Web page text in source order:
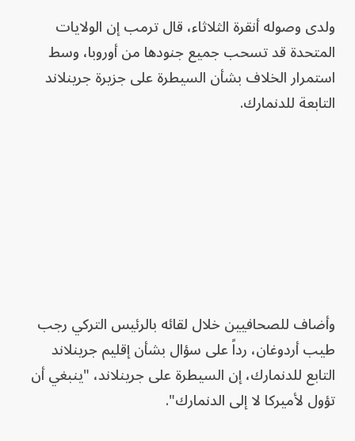
ولدى وصوله أنقرة الثلاثاء، قال ترمب إن الولايات
المتحدة قد تسحب جميع جنودها من أوروبا، وسط
استمرار الخلاف بشأن السيطرة على جزيرة جرينلاند
التابعة للدنمارك.
وأضاف ⁠للصحافيين خلال ​لقائه ​بالرئيس التركي ‌رجب
طيب أردوغان، رداً على سؤال بشأن إقليم جرينلاند
التابع للدنمارك، إن السيطرة على جرينلاند، "ينبغي أن
تؤول لأميركا لا إلى الدنمارك".